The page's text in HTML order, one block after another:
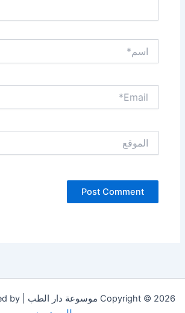
Copyright © 2026 موسوعة دار الطب | Powered by